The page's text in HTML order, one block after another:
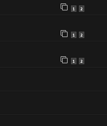
1 2
1 2
1 2